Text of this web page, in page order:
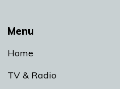
Menu
Home
TV & Radio